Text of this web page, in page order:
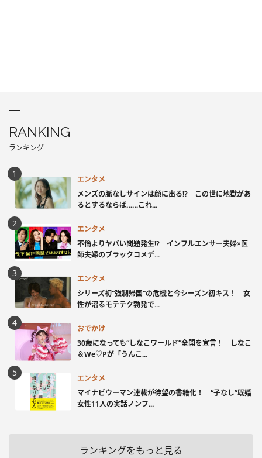
RANKING
ランキング
エンタメ
メンズの脈なしサインは顔に出る!? この世に地獄があ
るとするならば……これ...
エンタメ
不倫よりヤバい問題発生!? インフルエンサー夫婦×医
師夫婦のブラックコメデ...
エンタメ
シリーズ初“強制帰国”の危機と今シーズン初キス！ 女
性が沼るモテテク勃発で...
おでかけ
30歳になっても“しなこワールド”全開を宣言！ しなこ
＆We♡Pが「うんこ...
エンタメ
マイナビウーマン連載が待望の書籍化！ “子なし”既婚
女性11人の実話ノンフ...
ランキングをもっと見る